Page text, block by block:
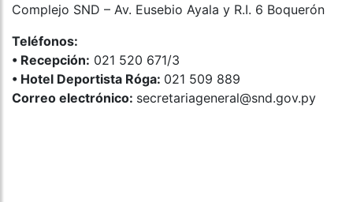
Complejo SND – Av. Eusebio Ayala y R.I. 6 Boquerón
Teléfonos:
•⁠ ⁠Recepción: 021 520 671/3
•⁠ ⁠Hotel Deportista Róga: 021 509 889
Correo electrónico: secretariageneral@snd.gov.py